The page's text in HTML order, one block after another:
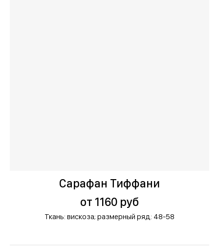
Сарафан Тиффани
от 1160 руб
Ткань: вискоза; размерный ряд: 48-58